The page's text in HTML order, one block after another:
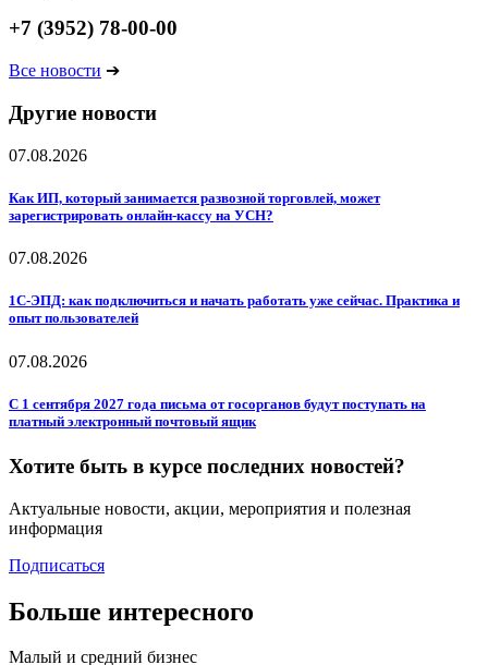
+7 (3952) 78-00-00
Все новости ➔
Другие новости
07.08.2026
Как ИП, который занимается развозной торговлей, может
зарегистрировать онлайн-кассу на УСН?
07.08.2026
1С-ЭПД: как подключиться и начать работать уже сейчас. Практика и
опыт пользователей
07.08.2026
С 1 сентября 2027 года письма от госорганов будут поступать на
платный электронный почтовый ящик
Хотите быть в курсе последних новостей?
Актуальные новости, акции, мероприятия и полезная
информация
Подписаться
Больше интересного
Малый и средний бизнес